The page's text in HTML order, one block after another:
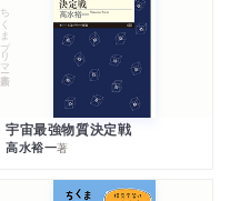
ちくまプリマー新書
宇宙最強物質決定戦
高水裕一著